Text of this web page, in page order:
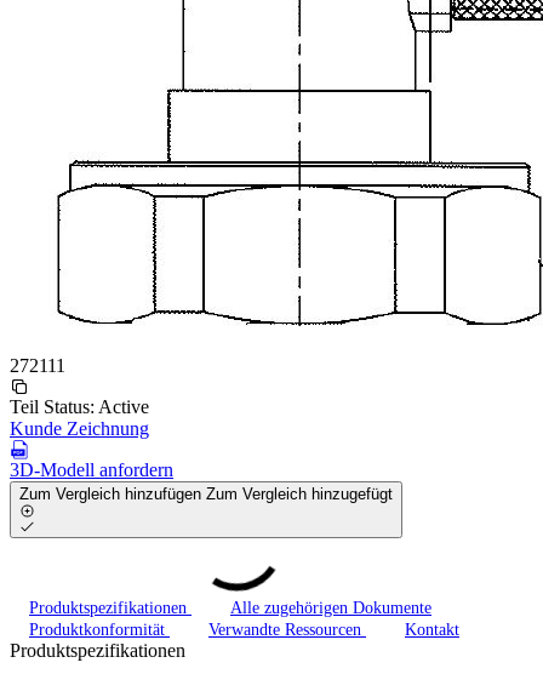
272111
Teil Status: Active
Kunde Zeichnung
3D-Modell anfordern
Zum Vergleich hinzufügen Zum Vergleich hinzugefügt
Produktspezifikationen
Alle zugehörigen Dokumente
Produktkonformität
Verwandte Ressourcen Kontakt
Produktspezifikationen